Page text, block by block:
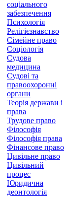
соціального
забезпечення
Психологія
Релігієзнавство
Сімейне право
Соціологія
Судова
медицина
Судові та
правоохоронні
органи
Теорія держави і
права
Трудове право
Філософія
Філософія права
Фінансове право
Цивільне право
Цивільний
процес
Юридична
деонтологія